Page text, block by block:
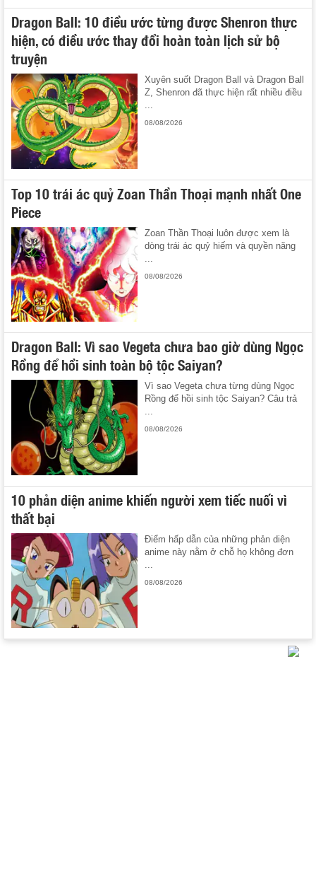
Dragon Ball: 10 điều ước từng được Shenron thực
hiện, có điều ước thay đổi hoàn toàn lịch sử bộ
truyện
Xuyên suốt Dragon Ball và Dragon Ball
Z, Shenron đã thực hiện rất nhiều điều
...
08/08/2026
Top 10 trái ác quỷ Zoan Thần Thoại mạnh nhất One
Piece
Zoan Thần Thoại luôn được xem là
dòng trái ác quỷ hiếm và quyền năng
08/08/2026
Dragon Ball: Vì sao Vegeta chưa bao giờ dùng Ngọc
Rồng để hồi sinh toàn bộ tộc Saiyan?
Vì sao Vegeta chưa từng dùng Ngọc
Rồng để hồi sinh tộc Saiyan? Câu trả
...
08/08/2026
10 phản diện anime khiến người xem tiếc nuối vì
thất bại
Điểm hấp dẫn của những phản diện
anime này nằm ở chỗ họ không đơn
08/08/2026